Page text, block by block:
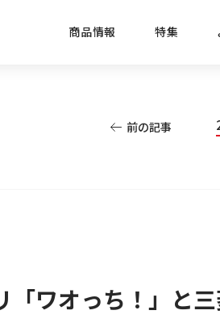
商品情報 特集
前の記事
「ワオっち！」と